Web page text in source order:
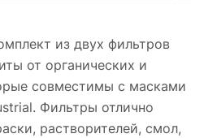
из двух фильтров
от органических и
совместимы с масками
Фильтры отлично
растворителей, смол,